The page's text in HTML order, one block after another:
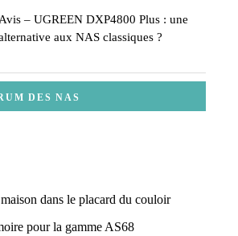
Avis – UGREEN DXP4800 Plus : une
aux NAS classiques ?
DES NAS
dans le placard du couloir
pour la gamme AS68